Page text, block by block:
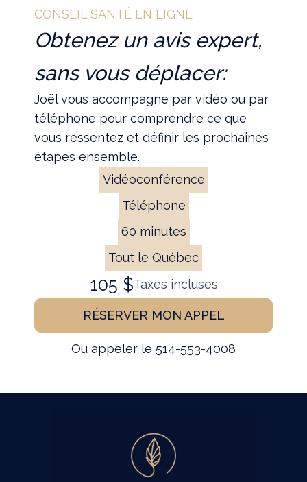
CONSEIL SANTÉ EN LIGNE
Obtenez un avis expert,
sans vous déplacer:
Joël vous accompagne par vidéo ou par
téléphone pour comprendre ce que
vous ressentez et définir les prochaines
étapes ensemble.
Vidéoconférence
Téléphone
60 minutes
Tout le Québec
105 $Taxes incluses
RÉSERVER MON APPEL
Ou appeler le 514-553-4008